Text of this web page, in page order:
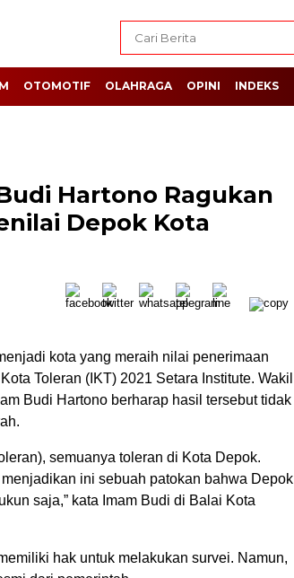
OTOMOTIF OLAHRAGA OPINI INDEKS
Hartono Ragukan
Depok Kota
kota yang meraih nilai penerimaan
Toleran (IKT) 2021 Setara Institute. Wakil
Budi Hartono berharap hasil tersebut tidak
semuanya toleran di Kota Depok.
ini sebuah patokan bahwa Depok
saja,” kata Imam Budi di Balai Kota
hak untuk melakukan survei. Namun,